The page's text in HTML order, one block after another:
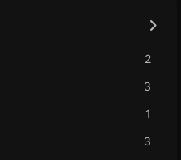
2
3
1
3